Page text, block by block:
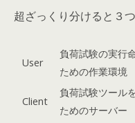
超ざっくり分けると３
User
負荷試験の実行
ための作業環境
Client
負荷試験ツール
ためのサーバー